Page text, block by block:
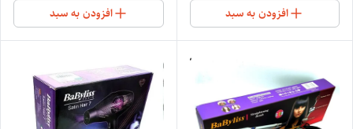
افزودن به سبد افزودن به سبد